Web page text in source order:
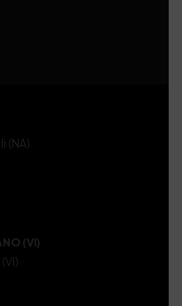
(NA)
(VI)